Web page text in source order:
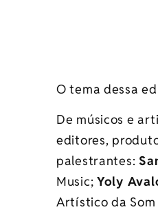
O tema dessa
De músicos e
editores,
palestrantes:
Music;Yoly
Artístico da Som